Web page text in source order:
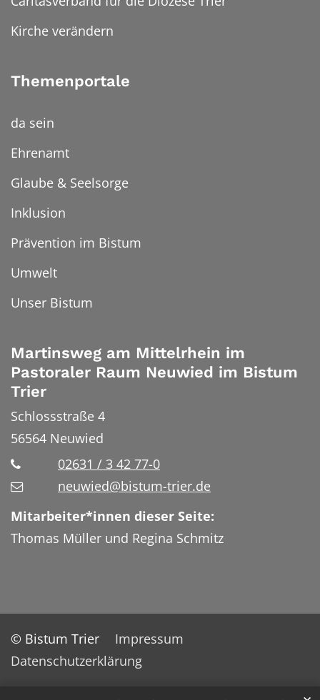
Kirche verändern
Themenportale
da sein
Ehrenamt
Glaube & Seelsorge
Inklusion
Prävention im Bistum
Umwelt
Unser Bistum
Martinsweg am Mittelrhein im
Pastoraler Raum Neuwied im Bistum
Trier
Schlossstraße 4
56564 Neuwied
02631 / 3 42 77-0
neuwied@bistum-trier.de
Mitarbeiter*innen dieser Seite:
Thomas Müller und Regina Schmitz
© Bistum Trier
Impressum
Datenschutzerklärung